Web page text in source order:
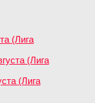
(Лига
(Лига
(Лига